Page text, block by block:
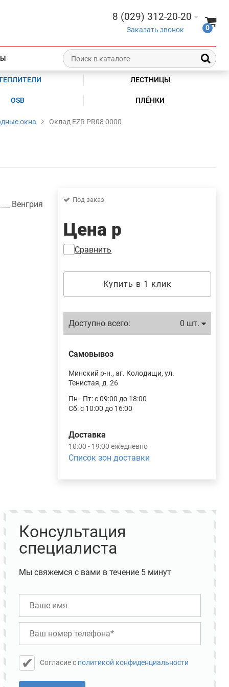
8 (029) 312-20-20
Заказать звонок 0
ЛЕСТНИЦЫ
OSB ПЛЁНКИ
окна Оклад EZR PR08 0000
Венгрия Под заказ
Цена р
Сравнить
Купить в 1 клик
Доступно всего: 0 шт.
Самовывоз
Минский р-н., аг. Колодищи, ул.
Тенистая, д. 26
Пн - Пт: с 09:00 до 18:00
Сб: с 10:00 до 16:00
Доставка
10:00 - 19:00 ежедневно
Список зон доставки
Консультация
специалиста
Мы свяжемся с вами в течение 5 минут
Cогласие с политикой конфиденциальности